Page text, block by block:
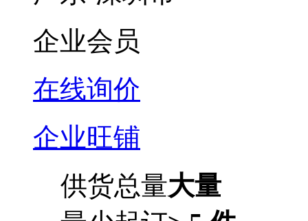
企业会员
在线询价
企业旺铺
供货总量大量